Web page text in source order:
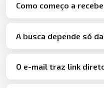
Como começo a
A busca depende só
O e-mail traz link